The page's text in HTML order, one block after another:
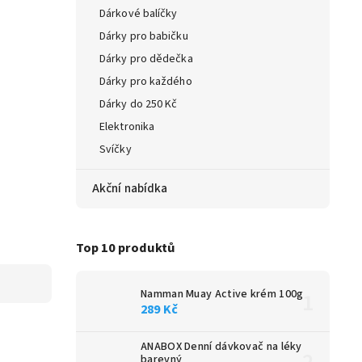
Dárkové balíčky
Dárky pro babičku
Dárky pro dědečka
Dárky pro každého
Dárky do 250 Kč
Elektronika
Svíčky
Akční nabídka
Top 10 produktů
Namman Muay Active krém 100g
289 Kč
ANABOX Denní dávkovač na léky